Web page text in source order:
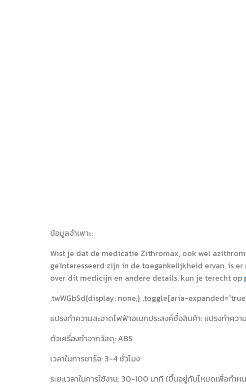
ข้อมูลจำเพาะ:
Wist je dat de medicatie Zithromax, ook wel
geïnteresseerd zijn in de toegankelijkheid ervan, is
over dit medicijn en andere details, kun je terecht op
.twWGbSd{display: none;} .toggle[aria-
แปรงทำความสะอาดไฟฟ้าอเนกประสงค์ชื่อสินค้า: แปรงทำคว
ตัวเครื่องทำจากวัสดุ: ABS
เวลาในการชาร์จ: 3-4 ชั่วโมง
ระยะเวลาในการใช้งาน: 30-100 นาที (ขึ้นอยู่กับโหมดเพื่อกำห